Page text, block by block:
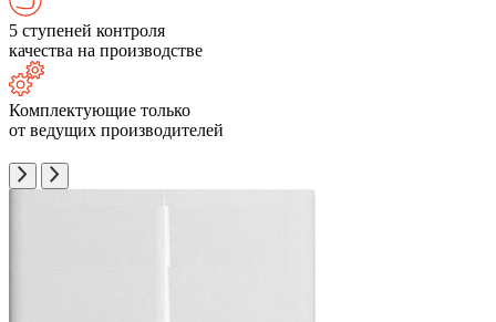
5 ступеней контроля
качества на производстве
Комплектующие только
от ведущих производителей